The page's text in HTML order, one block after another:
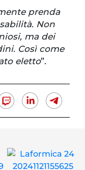
prenda
Non
ma dei
Così come
eletto”.